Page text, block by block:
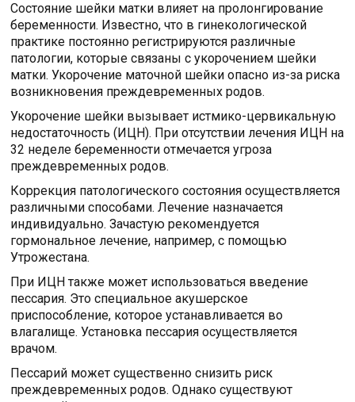
Состояние шейки матки влияет на пролонгирование
беременности. Известно, что в гинекологической
практике постоянно регистрируются различные
патологии, которые связаны с укорочением шейки
матки. Укорочение маточной шейки опасно из-за риска
возникновения преждевременных родов.
Укорочение шейки вызывает истмико-цервикальную
недостаточность (ИЦН). При отсутствии лечения ИЦН на
32 неделе беременности отмечается угроза
преждевременных родов.
Коррекция патологического состояния осуществляется
различными способами. Лечение назначается
индивидуально. Зачастую рекомендуется
гормональное лечение, например, с помощью
Утрожестана.
При ИЦН также может использоваться введение
пессария. Это специальное акушерское
приспособление, которое устанавливается во
влагалище. Установка пессария осуществляется
врачом.
Пессарий может существенно снизить риск
преждевременных родов. Однако существуют